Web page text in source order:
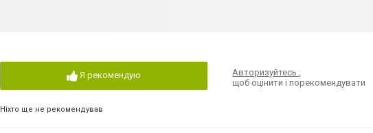
Я рекомендую
Ніхто ще не рекомендував
Авторизуйтесь
щоб оцінити і порекомендувати